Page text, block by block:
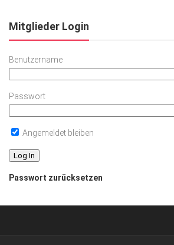
Mitglieder Login
Benutzername
Passwort
Angemeldet bleiben
Passwort zurücksetzen